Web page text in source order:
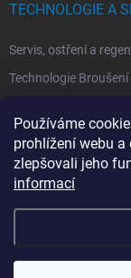
Používáme
prohlížení webu
zlepšovali jeho
informací
TECHNOLOGIE A
Servis, ostření a
Technologie Broušení
Technologie Laserová
Copyright 2026ITA